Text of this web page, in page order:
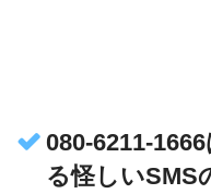
080-6211-
る怪しいSMS